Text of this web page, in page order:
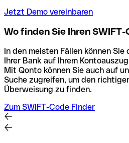
Jetzt Demo vereinbaren
Wo finden Sie Ihren SWIFT-
In den meisten Fällen können Sie
Ihrer Bank auf Ihrem
Mit Qonto können Sie auch auf
Suche zugreifen, um den
Überweisung zu finden.
Zum SWIFT-Code Finder